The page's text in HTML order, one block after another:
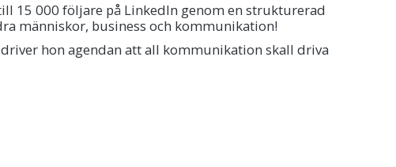
15 000 följare på LinkedIn genom en strukturerad
människor, business och kommunikation!
hon agendan att all kommunikation skall driva